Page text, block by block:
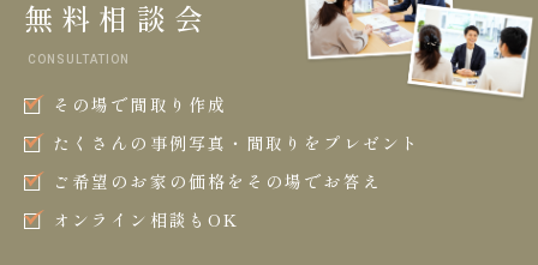
無料相談会
CONSULTATION
その場で間取り作成
たくさんの事例写真・間取りをプレゼント
ご希望のお家の価格をその場でお答え
オンライン相談もOK